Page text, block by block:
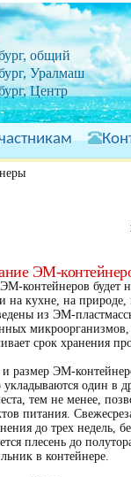
общий
Уралмаш
Центр
ЭМ-
контейнеров
на кухне, на
из ЭМ-
микроорганизмов,
срок хранения
размер ЭМ-
укладываются один в
тем не менее,
питания.
до трех недель,
плесень до
в контейнере.